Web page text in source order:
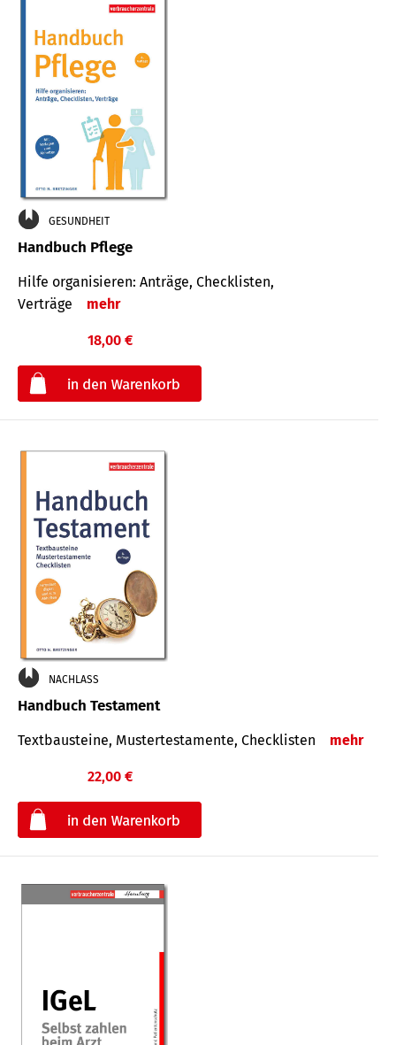
GESUNDHEIT
Handbuch Pflege
Hilfe organisieren: Anträge, Checklisten,
Verträge
mehr
18,00 €
NACHLASS
Handbuch Testament
Textbausteine, Mustertestamente, Checklisten mehr
22,00 €